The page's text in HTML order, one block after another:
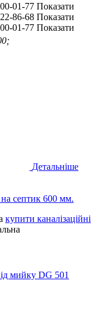
01-77 Показати
86-68 Показати
01-77 Показати
Детальніше
септик 600 мм.
купити каналізаційні